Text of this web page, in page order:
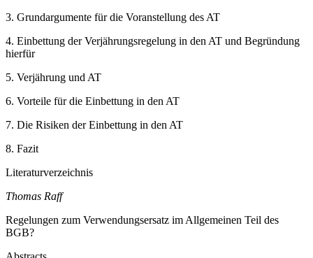
3. Grundargumente für die Voranstellung des AT
4. Einbettung der Verjährungsregelung in den AT und Begründung
hierfür
5. Verjährung und AT
6. Vorteile für die Einbettung in den AT
7. Die Risiken der Einbettung in den AT
8. Fazit
Literaturverzeichnis
Thomas Raff
Regelungen zum Verwendungsersatz im Allgemeinen Teil des
BGB?